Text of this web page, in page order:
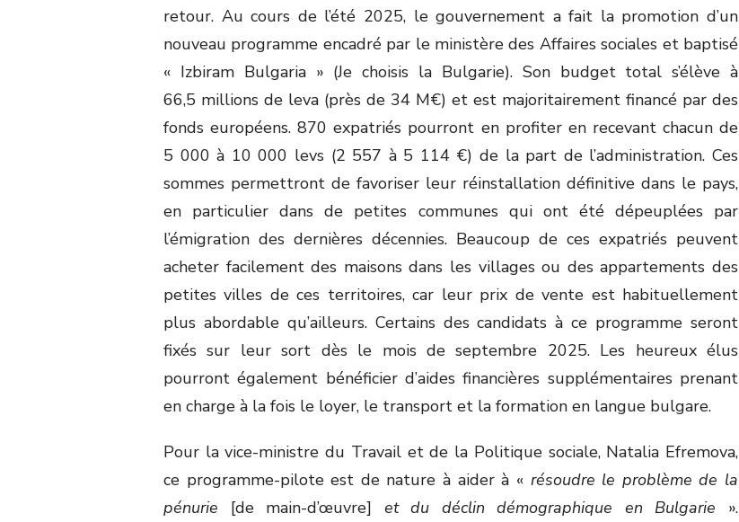
retour. Au cours de l’été 2025, le gouvernement a fait la promotion d’un
nouveau programme encadré par le ministère des Affaires sociales et baptisé
« Izbiram Bulgaria » (Je choisis la Bulgarie). Son budget total s’élève à
66,5 millions de leva (près de 34 M€) et est majoritairement financé par des
fonds européens. 870 expatriés pourront en profiter en recevant chacun de
5 000 à 10 000 levs (2 557 à 5 114 €) de la part de l’administration. Ces
sommes permettront de favoriser leur réinstallation définitive dans le pays,
en particulier dans de petites communes qui ont été dépeuplées par
l’émigration des dernières décennies. Beaucoup de ces expatriés peuvent
acheter facilement des maisons dans les villages ou des appartements des
petites villes de ces territoires, car leur prix de vente est habituellement
plus abordable qu’ailleurs. Certains des candidats à ce programme seront
fixés sur leur sort dès le mois de septembre 2025. Les heureux élus
pourront également bénéficier d’aides financières supplémentaires prenant
en charge à la fois le loyer, le transport et la formation en langue bulgare.
Pour la vice-ministre du Travail et de la Politique sociale, Natalia Efremova,
ce programme-pilote est de nature à aider à « résoudre le problème de la
pénurie [de main-d’œuvre] et du déclin démographique en Bulgarie ».